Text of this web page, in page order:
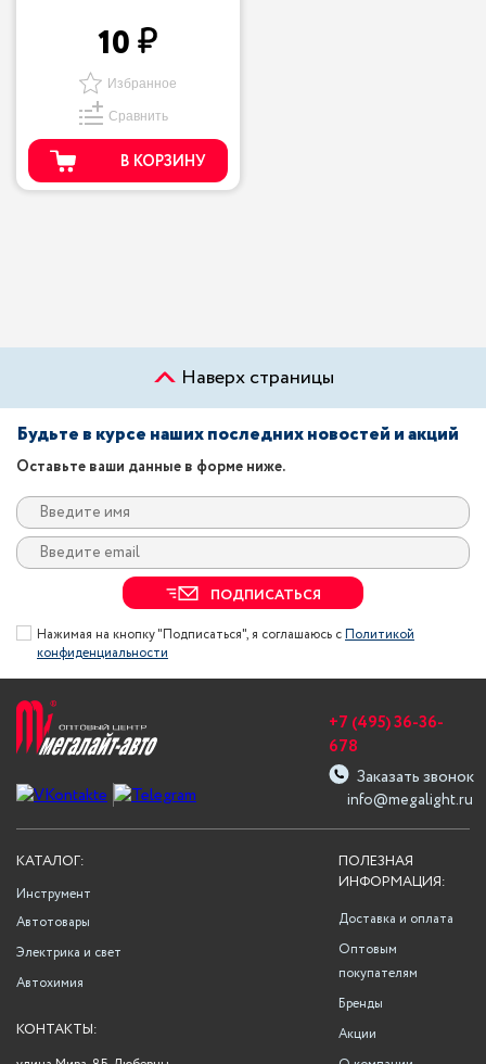
10
Избранное
Сравнить
В КОРЗИНУ
Наверх страницы
Будьте в курсе наших последних новостей и акций
Оставьте ваши данные в форме ниже.
ПОДПИСАТЬСЯ
Нажимая на кнопку "Подписаться", я соглашаюсь сПолитикой
конфиденциальности
info@megalight.ru
+7 (495) 36-36-
678
Заказать звонок
ПОЛЕЗНАЯ
ИНФОРМАЦИЯ:
Доставка и оплата
Оптовым
покупателям
Бренды
Акции
КАТАЛОГ:
Инструмент
Автотовары
Электрика и свет
Автохимия
КОНТАКТЫ: